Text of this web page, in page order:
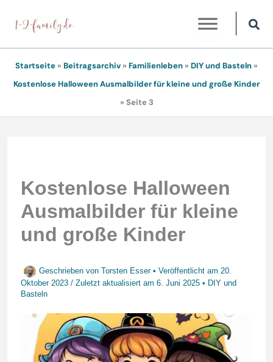
Inhalt
springen
Startseite » Beitragsarchiv » Familienleben » DIY und Basteln »
Kostenlose Halloween Ausmalbilder für kleine und große Kinder
» Seite 3
Kostenlose Halloween
Ausmalbilder für kleine
und große Kinder
Geschrieben von Torsten Esser • Veröffentlicht am 20.
Oktober 2023 / Zuletzt aktualisiert am 6. Juni 2025• DIY und
Basteln